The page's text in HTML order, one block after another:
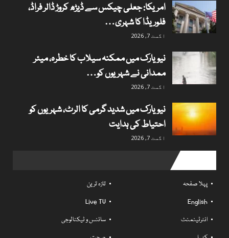
امریکا: جعلی چیکس سے ڈیڑھ کروڑ ڈالر فراڈ،
فلوریڈا کا شہری…
اگست 7, 2026
نیویارک میں ممکنہ سیلاب کا خطرہ، میئر
ممدانی نے شہریوں کو…
اگست 7, 2026
نیویارک میں شدید گرمی کا الرٹ، شہریوں کو
احتیاط کی ہدایت
اگست 7, 2026
پہلا صفحہ
تازہ ترین
English
Live TV
انٹرٹینمنٹ
سائنس و ٹیکنالوجی